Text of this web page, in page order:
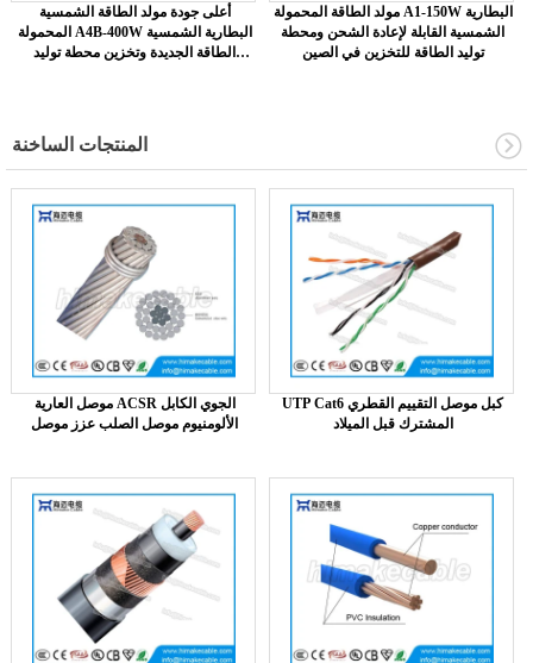
أعلى جودة مولد الطاقة الشمسية
المحمولة A4B-400W البطارية الشمسية
الطاقة الجديدة وتخزين محطة توليد
مولد الطاقة المحمولة A1-150W البطارية
الشمسية القابلة لإعادة الشحن ومحطة
توليد الطاقة للتخزين في الصين
المنتجات الساخنة
موصل العارية ACSR الجوي الكابل
الألومنيوم موصل الصلب عزز موصل
UTP Cat6 كبل موصل التقييم القطري
المشترك قبل الميلاد